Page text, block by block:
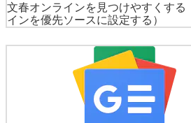
文春オンラインを見つけやすくする
インを優先ソースに設定する）